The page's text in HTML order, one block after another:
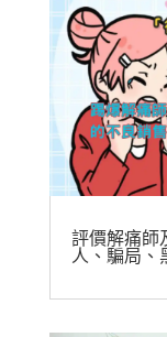
評價解痛師
人、騙局、